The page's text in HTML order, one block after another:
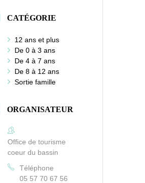
CATÉGORIE
12 ans et plus
De 0 à 3 ans
De 4 à 7 ans
De 8 à 12 ans
Sortie famille
ORGANISATEUR
Office de tourisme
coeur du bassin
Téléphone
05 57 70 67 56